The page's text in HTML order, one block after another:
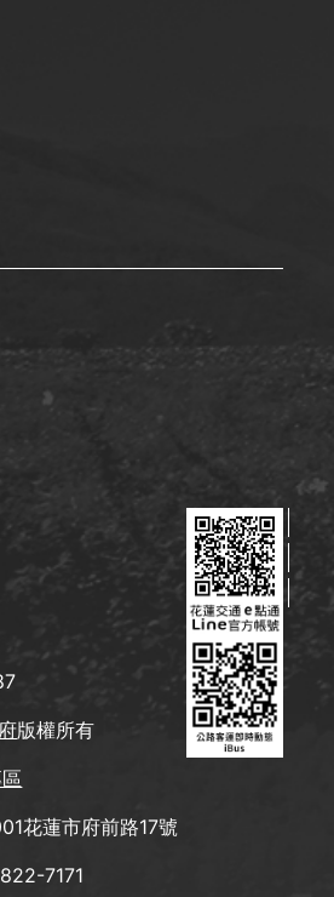
版權所有
花蓮市府前路17號
7171